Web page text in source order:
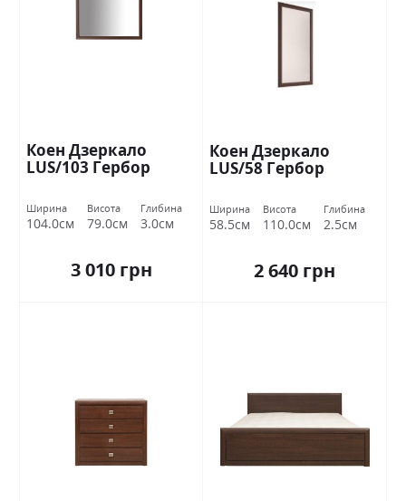
Коен Дзеркало
LUS/103 Гербор
Ширина
104.0см
Висота
79.0см
Глибина
3.0см
3 010 грн
Коен Дзеркало
LUS/58 Гербор
Ширина
58.5см
Висота
110.0см
Глибина
2.5см
2 640 грн